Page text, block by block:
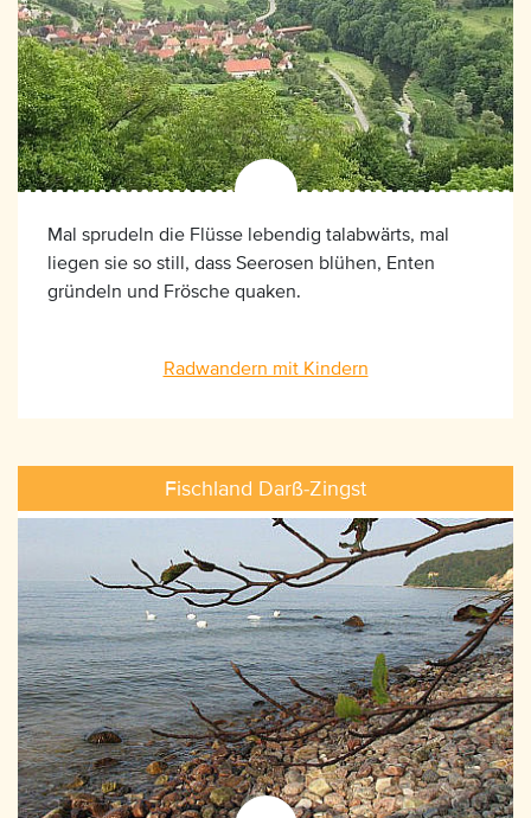
Mal sprudeln die Flüsse lebendig talabwärts, mal
liegen sie so still, dass Seerosen blühen, Enten
gründeln und Frösche quaken.
Radwandern mit Kindern
Fischland Darß-Zingst